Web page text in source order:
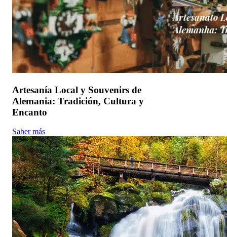
Artesanía Local y Souvenirs de
Alemania: Tradición, Cultura y
Encanto
Saber más